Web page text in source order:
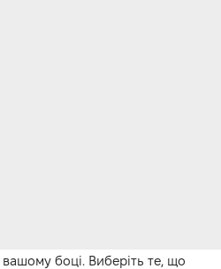
вашому боці. Виберіть те, що